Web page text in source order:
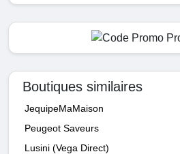
Boutiques similaires
JequipeMaMaison
Peugeot Saveurs
Lusini (Vega Direct)